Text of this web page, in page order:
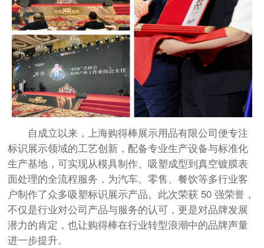
自成立以来，上海购得棒展示用品有限公司便专注
标识展示领域的工艺创新，配备专业生产设备与标准化
生产基地，可实现从模具制作、吸塑成型到真空镀膜表
面处理的全流程服务，为汽车、零售、餐饮等多行业客
户制作了众多吸塑标识展示产品。此次荣获 50 强荣誉，
不仅是行业对公司产品与服务的认可，更是对品牌发展
潜力的肯定，也让购得棒在行业转型浪潮中的品牌声量
进一步提升。